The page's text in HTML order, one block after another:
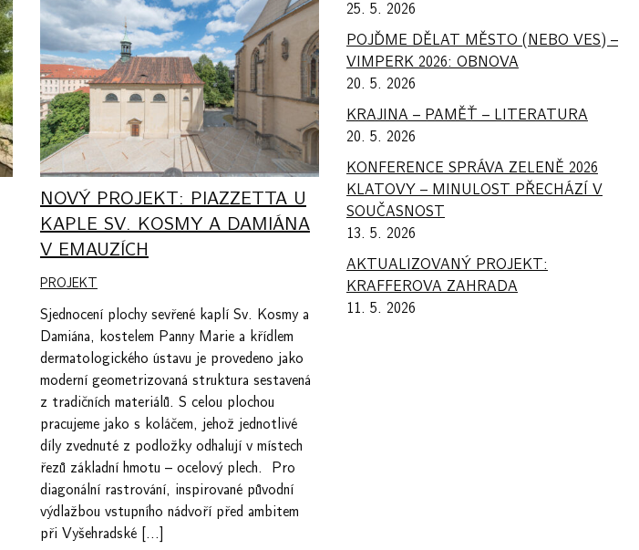
NOVÝ PROJEKT: PIAZZETTA U
KAPLE SV. KOSMY A DAMIÁNA
V EMAUZÍCH
PROJEKT
Sjednocení plochy sevřené kaplí Sv. Kosmy a
Damiána, kostelem Panny Marie a křídlem
dermatologického ústavu je provedeno jako
moderní geometrizovaná struktura sestavená
z tradičních materiálů. S celou plochou
pracujeme jako s koláčem, jehož jednotlivé
díly zvednuté z podložky odhalují v místech
řezů základní hmotu – ocelový plech. Pro
diagonální rastrování, inspirované původní
výdlažbou vstupního nádvoří před ambitem
při Vyšehradské […]
25. 5. 2026
POJĎME DĚLAT MĚSTO (NEBO VES) –
VIMPERK 2026: OBNOVA
20. 5. 2026
KRAJINA – PAMĚŤ – LITERATURA
20. 5. 2026
KONFERENCE SPRÁVA ZELENĚ 2026
KLATOVY – MINULOST PŘECHÁZÍ V
SOUČASNOST
13. 5. 2026
AKTUALIZOVANÝ PROJEKT:
KRAFFEROVA ZAHRADA
11. 5. 2026